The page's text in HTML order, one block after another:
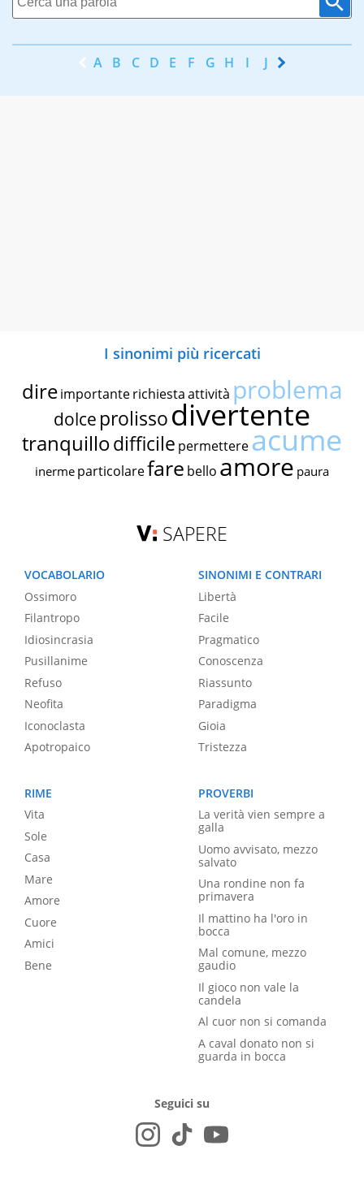
A B C D E F G H I J K
I sinonimi più ricercati
dire importante richiestaattività problema
dolce prolissodivertente
tranquillodifficile permettereacume
inerme particolarefare bello amore paura
SAPERE
VOCABOLARIO
Ossimoro
Filantropo
Idiosincrasia
Pusillanime
Refuso
Neofita
Iconoclasta
Apotropaico
SINONIMI E CONTRARI
Libertà
Facile
Pragmatico
Conoscenza
Riassunto
Paradigma
Gioia
Tristezza
RIME
Vita
Sole
Casa
Mare
Amore
Cuore
Amici
Bene
PROVERBI
La verità vien sempre a
galla
Uomo avvisato, mezzo
salvato
Una rondine non fa
primavera
Il mattino ha l'oro in
bocca
Mal comune, mezzo
gaudio
Il gioco non vale la
candela
Al cuor non si comanda
A caval donato non si
guarda in bocca
Seguici su